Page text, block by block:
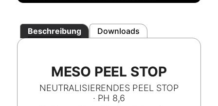
Beschreibung Downloads
MESO PEEL STOP
NEUTRALISIERENDES PEEL STOP
· PH 8,6